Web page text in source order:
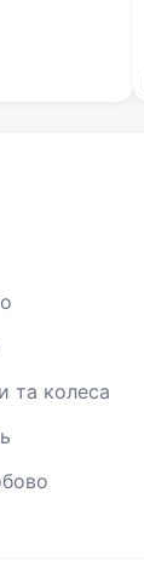
та колеса